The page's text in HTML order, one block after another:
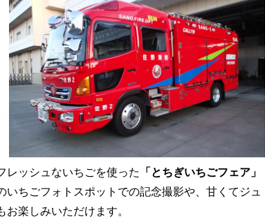
レッシュないちごを使った
「とちぎいちごフェア」
いちごフォトスポットでの記念撮影や、甘くてジュ
楽しみいただけます。